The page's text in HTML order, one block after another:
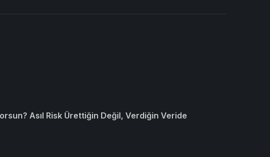
Asıl Risk Ürettiğin Değil, Verdiğin Veride